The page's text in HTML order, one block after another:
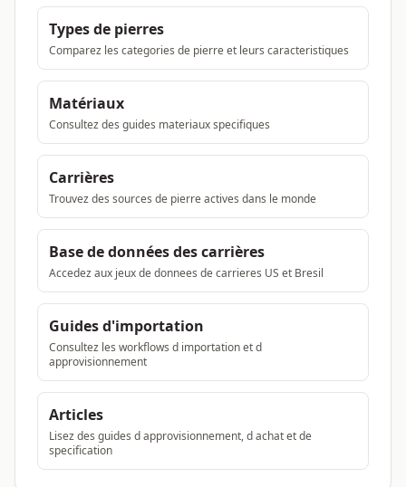
Types de pierres
Comparez les categories de pierre et leurs caracteristiques
Matériaux
Consultez des guides materiaux specifiques
Carrières
Trouvez des sources de pierre actives dans le monde
Base de données des carrières
Accedez aux jeux de donnees de carrieres US et Bresil
Guides d'importation
Consultez les workflows d importation et d
approvisionnement
Articles
Lisez des guides d approvisionnement, d achat et de
specification